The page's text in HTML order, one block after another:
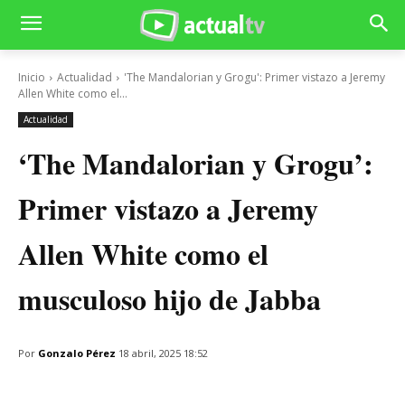
Inicio Actualidad
'The Mandalorian y Grogu': Primer vistazo a Jeremy
Allen White como el...
Actualidad
‘The Mandalorian y Grogu’:
Primer vistazo a Jeremy
Allen White como el
musculoso hijo de Jabba
Por Gonzalo Pérez 18 abril, 2025 18:52